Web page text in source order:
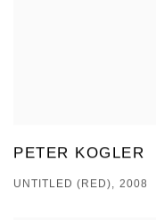
PETER KOGLER
UNTITLED (RED), 2008